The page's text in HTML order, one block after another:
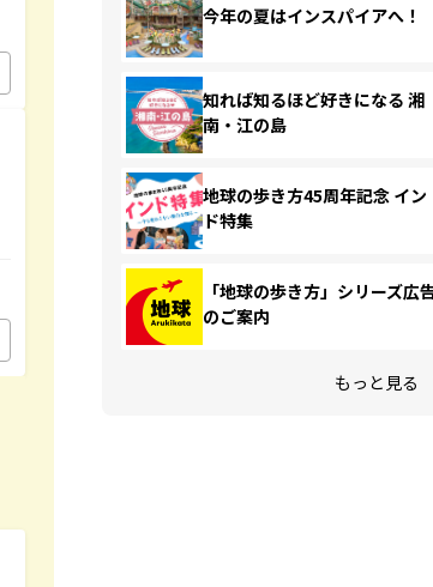
今年の夏はインスパイアへ！
知れば知るほど好きになる 湘
南・江の島
地球の歩き方45周年記念 イン
ド特集
「地球の歩き方」シリーズ広
のご案内
もっと見る